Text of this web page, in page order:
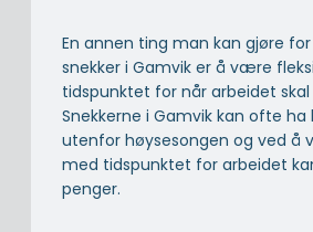
En annen ting man kan gjøre
snekker i Gamvik er å være
tidspunktet for når arbeidet
Snekkerne i Gamvik kan ofte ha
utenfor høysesongen og ved å
med tidspunktet for arbeidet
penger.